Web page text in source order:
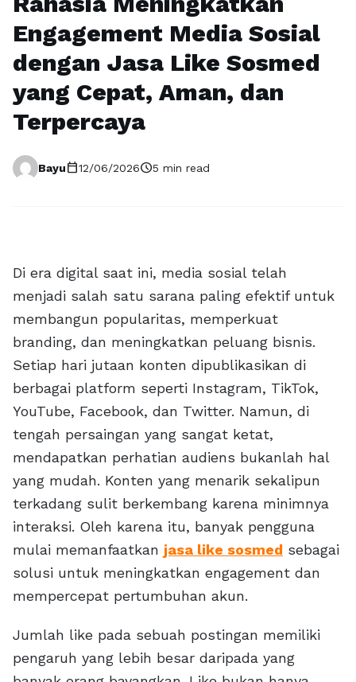
Engagement Media Sosial
dengan Jasa Like Sosmed
yang Cepat, Aman, dan
Terpercaya
Bayucalendar_today12/06/2026schedule5 min read
Di era digital saat ini, media sosial telah
menjadi salah satu sarana paling efektif untuk
membangun popularitas, memperkuat
branding, dan meningkatkan peluang bisnis.
Setiap hari jutaan konten dipublikasikan di
berbagai platform seperti Instagram, TikTok,
YouTube, Facebook, dan Twitter. Namun, di
tengah persaingan yang sangat ketat,
mendapatkan perhatian audiens bukanlah hal
yang mudah. Konten yang menarik sekalipun
terkadang sulit berkembang karena minimnya
interaksi. Oleh karena itu, banyak pengguna
mulai memanfaatkan jasa like sosmed sebagai
solusi untuk meningkatkan engagement dan
mempercepat pertumbuhan akun.
Jumlah like pada sebuah postingan memiliki
pengaruh yang lebih besar daripada yang